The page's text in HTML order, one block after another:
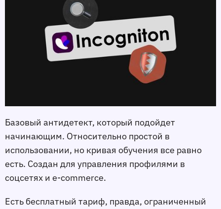
Базовый антидетект, который подойдет
начинающим. Относительно простой в
использовании, но кривая обучения все равно
есть. Создан для управления профилями в
соцсетях и e-commerce.
Есть бесплатный тариф, правда, ограниченный